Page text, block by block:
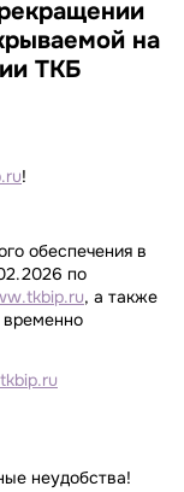
на
ТКБ
!
обеспечения в
по
, а также
неудобства!